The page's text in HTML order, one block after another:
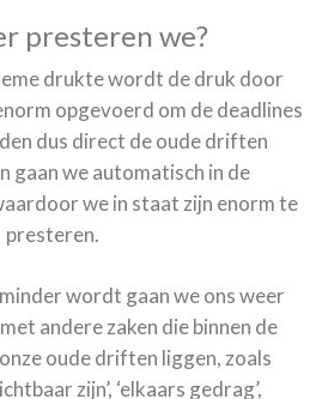
presteren we?
drukte wordt de druk door
opgevoerd om de deadlines
dus direct de oude driften
gaan we automatisch in de
we in staat zijn enorm te
presteren.
wordt gaan we ons weer
andere zaken die binnen de
oude driften liggen, zoals
zijn’, ‘elkaars gedrag’,